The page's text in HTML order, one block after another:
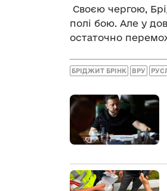
Своєю чергою,
полі бою. Але у
остаточно
БРІДЖИТ БРІНК ВРУ